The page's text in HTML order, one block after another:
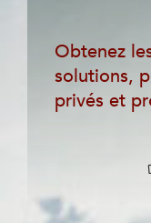
Obtenez
solutions,
privés et